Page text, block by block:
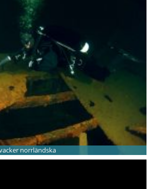
norrländska